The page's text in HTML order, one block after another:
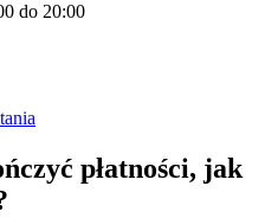
do 20:00
płatności, jak